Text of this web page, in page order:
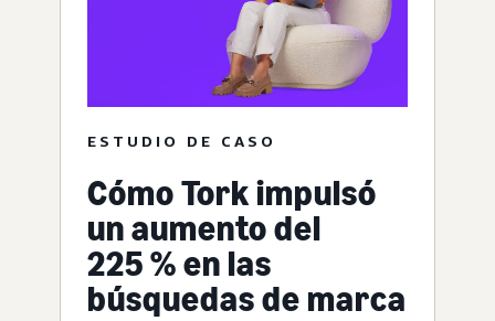
ESTUDIO DE CASO
Cómo Tork impulsó
un aumento del
225 % en las
búsquedas de marca